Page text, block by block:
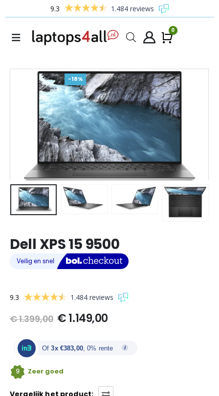
9.3 1.484 reviews
0
-18%
Dell XPS 15 9500
9.3 1.484 reviews
€1.399,00 Oorspronkelijke
€ 1.399,00.
€1.149,00Huidige
€ 1.149,00.
Of3x €383,00, 0% rente
9 Zeer goed
Vergelijk het product: